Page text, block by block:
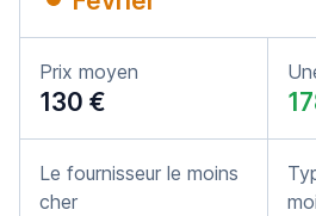
Prix moyen
130 €
Le fournisseur le moins
cher